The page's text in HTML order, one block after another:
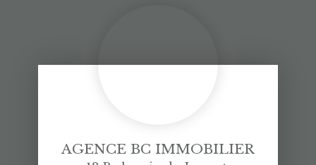
AGENCE BC IMMOBILIER